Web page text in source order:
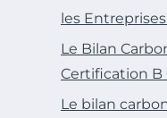
les
Le Bilan
Certification B
Le bilan